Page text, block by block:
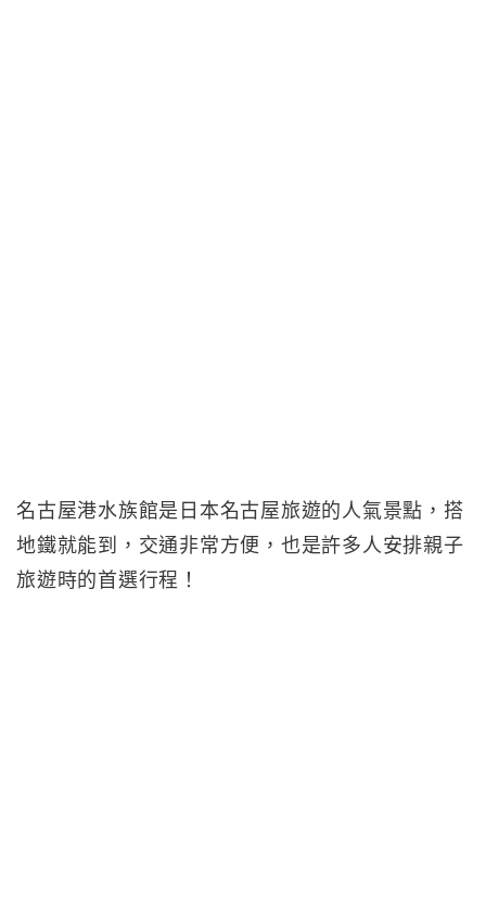
名古屋港水族館是日本名古屋旅遊的人氣景點，搭
地鐵就能到，交通非常方便，也是許多人安排親子
旅遊時的首選行程！